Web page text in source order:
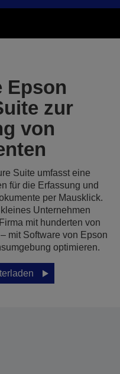
Epson
zur
von
Suite umfasst eine
für die Erfassung und
per Mausklick.
Unternehmen
mit hunderten von
mit Software von Epson
optimieren.